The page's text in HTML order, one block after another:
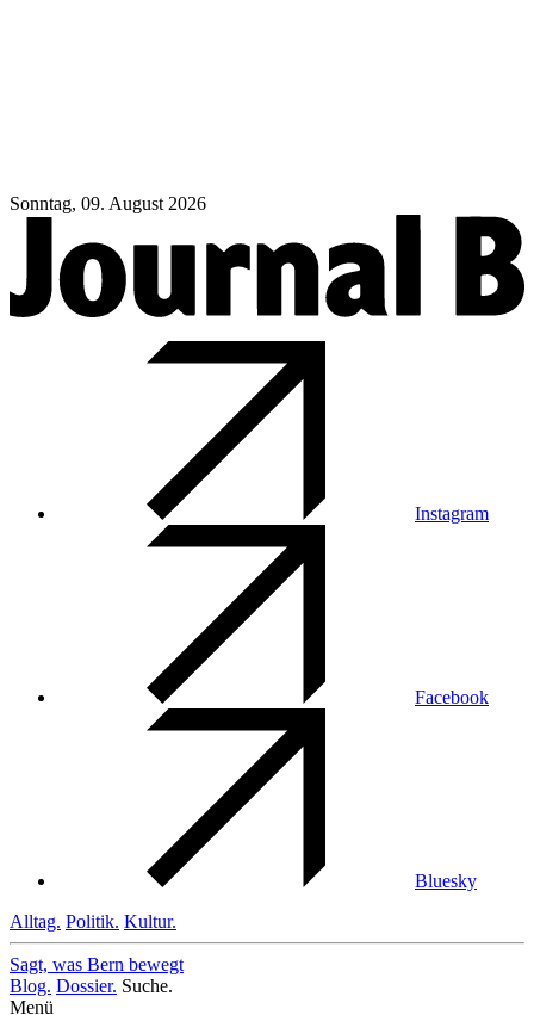
Sonntag, 09. August 2026
Instagram
Facebook
Bluesky
Alltag. Politik. Kultur.
Sagt, was Bern bewegt
Blog. Dossier. Suche.
Menü